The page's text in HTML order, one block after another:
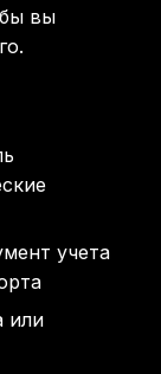
вы
учета
или